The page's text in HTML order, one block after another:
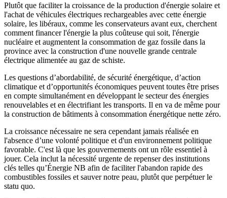
Plutôt que faciliter la croissance de la production d'énergie solaire et
l'achat de véhicules électriques rechargeables avec cette énergie
solaire, les libéraux, comme les conservateurs avant eux, cherchent
comment financer l'énergie la plus coûteuse qui soit, l'énergie
nucléaire et augmentent la consommation de gaz fossile dans la
province avec la construction d'une nouvelle grande centrale
électrique alimentée au gaz de schiste.
Les questions d’abordabilité, de sécurité énergétique, d’action
climatique et d’opportunités économiques peuvent toutes être prises
en compte simultanément en développant le secteur des énergies
renouvelables et en électrifiant les transports. Il en va de même pour
la construction de bâtiments à consommation énergétique nette zéro.
La croissance nécessaire ne sera cependant jamais réalisée en
l'absence d’une volonté politique et d'un environnement politique
favorable. C'est là que les gouvernements ont un rôle essentiel à
jouer. Cela inclut la nécessité urgente de repenser des institutions
clés telles qu’Énergie NB afin de faciliter l'abandon rapide des
combustibles fossiles et sauver notre peau, plutôt que perpétuer le
statu quo.